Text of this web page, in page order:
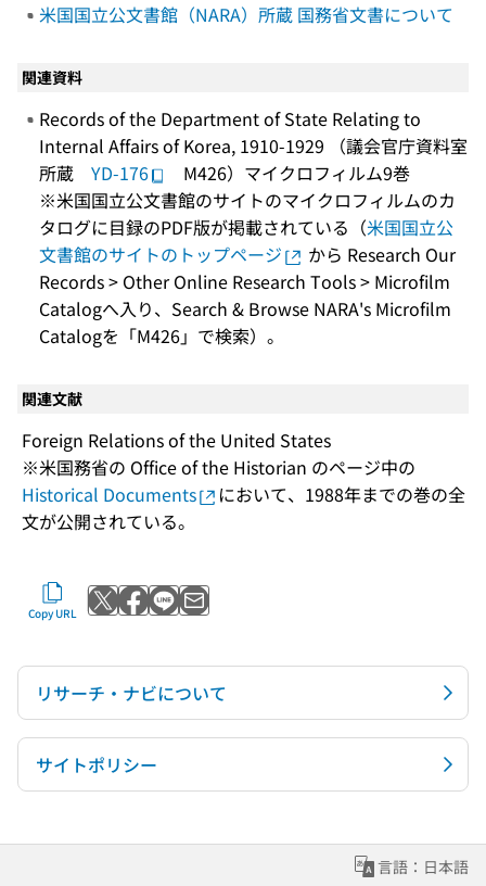
米国国立公文書館（NARA）所蔵 国務省文書について
関連資料
Records of the Department of State Relating to
Internal Affairs of Korea, 1910-1929 （議会官庁資料室
所蔵 YD-176
M426）マイクロフィルム9巻
※米国国立公文書館のサイトのマイクロフィルムのカ
タログに目録のPDF版が掲載されている（米国国立公
文書館のサイトのトップページ
から Research Our
Records > Other Online Research Tools > Microfilm
Catalogへ入り、Search & Browse NARA's Microfilm
Catalogを「M426」で検索）。
関連文献
Foreign Relations of the United States
※米国務省の Office of the Historian のページ中の
Historical Documents
において、1988年までの巻の全
文が公開されている。
Copy URL Post to X
Share with Facebook
Send with LINE
Send by email
リサーチ・ナビについて
サイトポリシー
言語：日本語